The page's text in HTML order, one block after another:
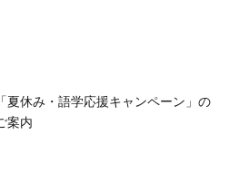
「夏休み・語学応援キャンペーン」の
案内